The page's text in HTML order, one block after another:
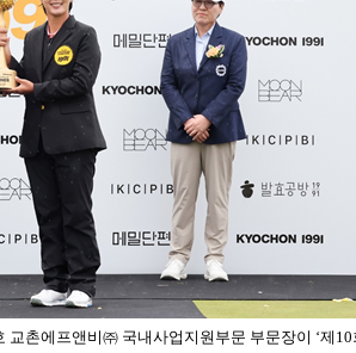
촌에프앤비㈜ 국내사업지원부문 부문장이 ‘제